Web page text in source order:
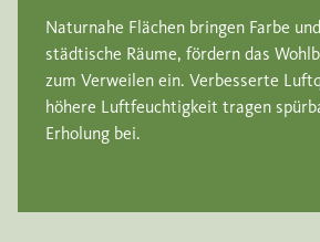
Naturnahe Flächen bringen Farbe
städtische Räume, fördern das
zum Verweilen ein. Verbesserte
höhere Luftfeuchtigkeit tragen
Erholung bei.